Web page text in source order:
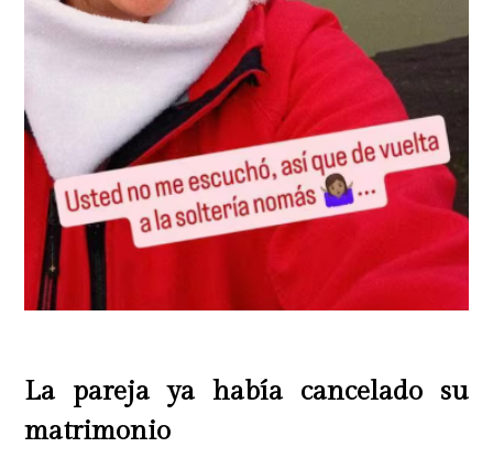
La pareja ya había cancelado su
matrimonio